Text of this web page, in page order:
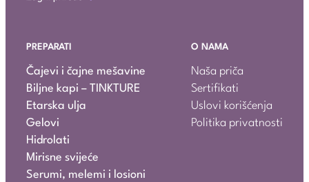
PREPARATI
Čajevi i čajne mešavine
Biljne kapi – TINKTURE
Etarska ulja
Gelovi
Hidrolati
Mirisne svijeće
Serumi, melemi i losioni
O NAMA
Naša priča
Sertifikati
Uslovi korišćenja
Politika privatnosti